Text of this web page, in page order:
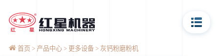
首页 产品中心 更多设备 灰钙粉磨粉机